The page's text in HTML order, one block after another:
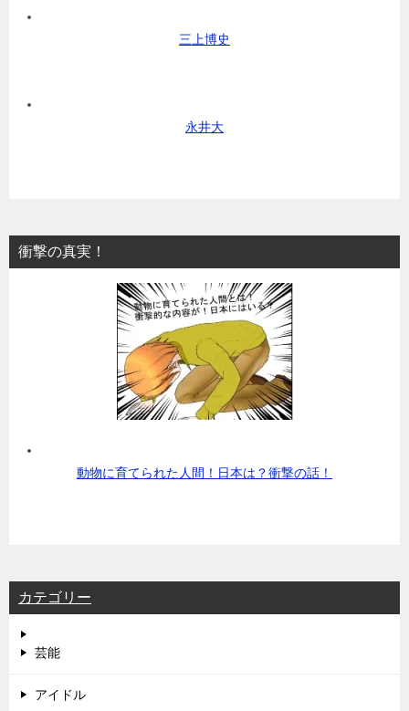
三上博史
永井大
衝撃の真実！
動物に育てられた人間！日本は？衝撃の話！
カテゴリー
芸能
アイドル